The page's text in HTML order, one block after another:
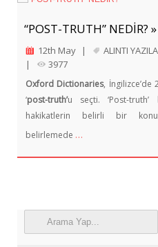
“POST-TRUTH” NEDİR? »
12th May | ALINTI
|
3977
Oxford Dictionaries, İngilizce’de
‘post-truth’u seçti. ‘Post-
hakikatlerin belirli bir
belirlemede …